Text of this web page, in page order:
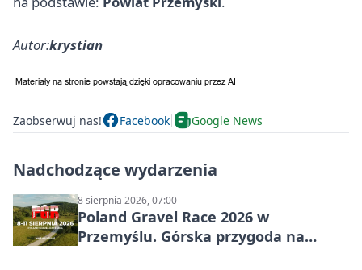
Autor:krystian
Zaobserwuj nas! Facebook Google News
Nadchodzące wydarzenia
8 sierpnia 2026, 07:00
Poland Gravel Race 2026 w
Przemyślu. Górska przygoda na